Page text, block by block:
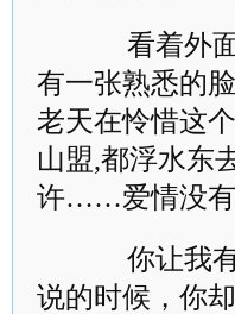
看着外面
有一张熟悉的
老天在怜惜这
山盟,都浮水东
许……爱情没有
你让我有
说的时候，你